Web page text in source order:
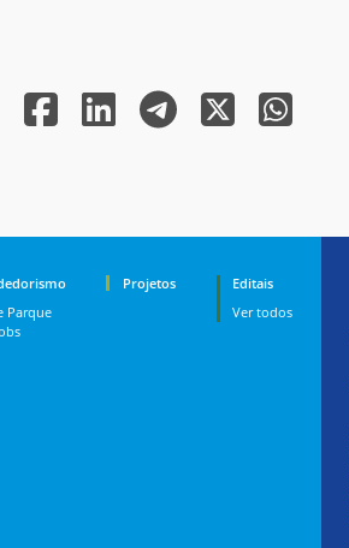
Parque
Projetos
Editais
Ver todos